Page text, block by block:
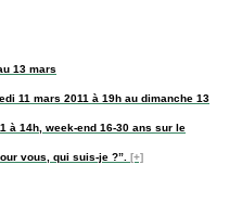
13 mars
11 mars 2011 à 19h au dimanche 13
à 14h, week-end 16-30 ans sur le
vous, qui suis-je ?”. [+]